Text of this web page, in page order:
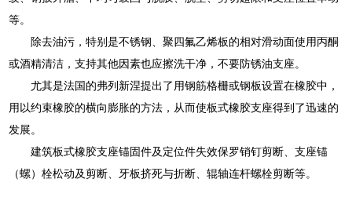
等。
除去油污，特别是不锈钢、聚四氟乙烯板的相对滑动面使用丙酮
或酒精清洁，支持其他因素也应擦洗干净，不要防锈油支座。
尤其是法国的弗列新涅提出了用钢筋格栅或钢板设置在橡胶中，
用以约束橡胶的横向膨胀的方法，从而使板式橡胶支座得到了迅速的
发展。
建筑板式橡胶支座锚固件及定位件失效保罗销钉剪断、支座锚
（螺）栓松动及剪断、牙板挤死与折断、辊轴连杆螺栓剪断等。